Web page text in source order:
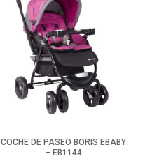
COCHE DE PASEO BORIS EBABY
– EB1144